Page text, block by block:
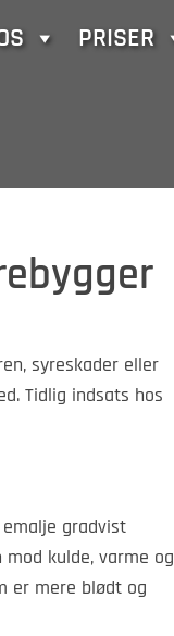
PRISER
syreskader eller
Tidlig indsats hos
gradvist
kulde, varme og
er mere blødt og